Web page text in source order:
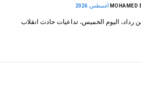
MOHAMED
رداد، اليوم الخميس، تداعيات حادث انقلاب